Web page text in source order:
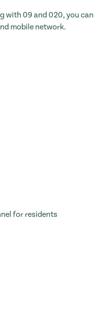
with 09 and 020, you can
mobile network.
for residents